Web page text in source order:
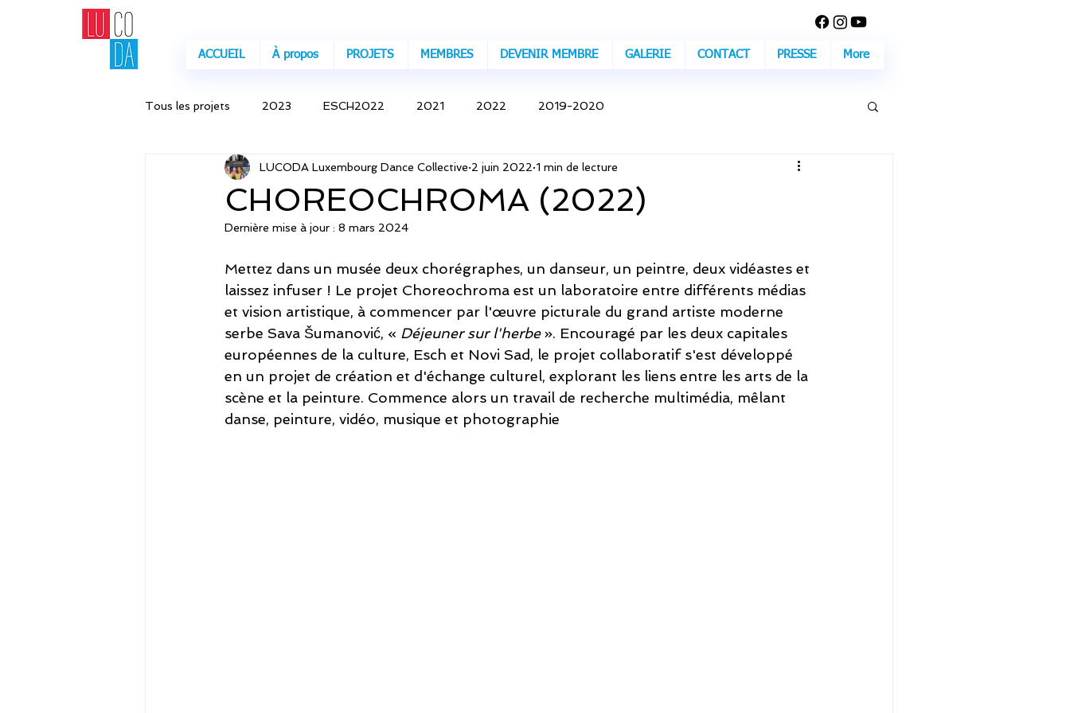
ACCUEIL À propos PROJETS MEMBRES DEVENIR MEMBRE GALERIE CONTACT PRESSE More
Tous les projets 2023 ESCH2022 2021 2022 2019-2020
CHOREOCHROMA (2022)
LUCODA Luxembourg Dance Collective 2 juin 2022 1 min de lecture
Dernière mise à jour : 8 mars 2024
Mettez dans un musée deux chorégraphes, un danseur, un peintre, deux vidéastes et
laissez infuser ! Le projet Choreochroma est un laboratoire entre différents médias
et vision artistique, à commencer par l'œuvre picturale du grand artiste moderne
serbe Sava Šumanović, « Déjeuner sur l'herbe ». Encouragé par les deux capitales
européennes de la culture, Esch et Novi Sad, le projet collaboratif s'est développé
en un projet de création et d'échange culturel, explorant les liens entre les arts de la
scène et la peinture. Commence alors un travail de recherche multimédia, mêlant
danse, peinture, vidéo, musique et photographie